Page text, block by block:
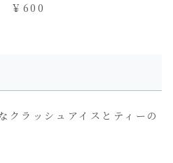
￥600
クラッシュアイスとティーの